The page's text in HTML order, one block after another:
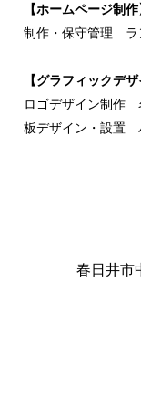
【ホームページ制作
制作・保守管理 ラ
【グラフィックデザ
ロゴデザイン制作
板デザイン・設置
春日井市